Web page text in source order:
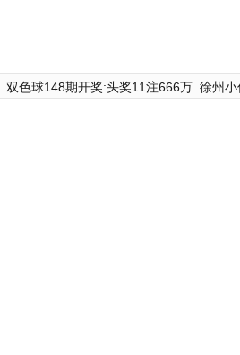
双色球148期开奖:头奖11注666万 徐州